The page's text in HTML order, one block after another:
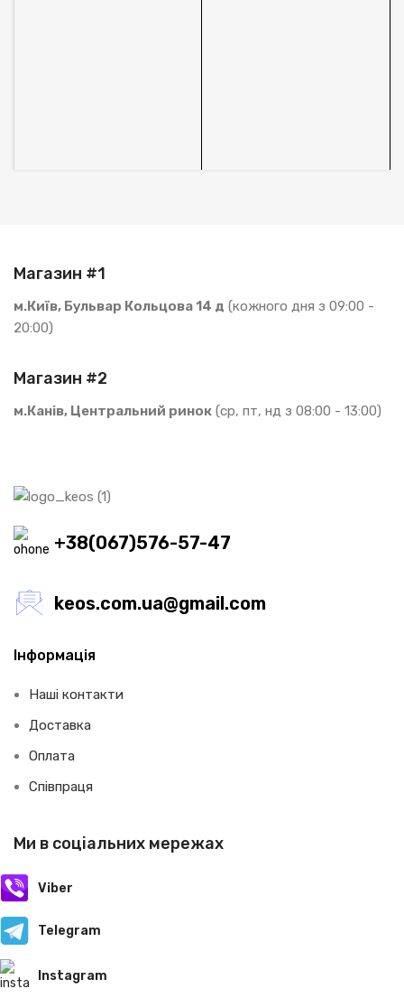
Магазин #1
м.Київ, Бульвар Кольцова 14 д (кожного дня з 09:00 -
20:00)
Магазин #2
м.Канів, Центральний ринок (ср, пт, нд з 08:00 - 13:00)
+38(067)576-57-47
keos.com.ua@gmail.com
Інформація
Наші контакти
Доставка
Оплата
Співпраця
Ми в соціальних мережах
Viber
Telegram
Instagram